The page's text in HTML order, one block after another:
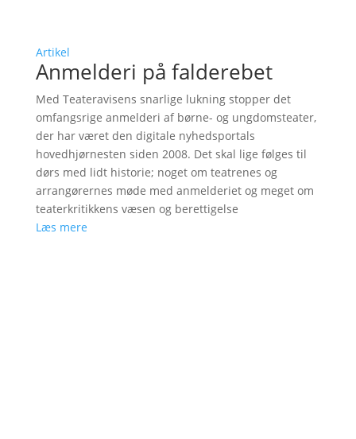
Artikel
Anmelderi på falderebet
Med Teateravisens snarlige lukning stopper det
omfangsrige anmelderi af børne- og ungdomsteater,
der har været den digitale nyhedsportals
hovedhjørnesten siden 2008. Det skal lige følges til
dørs med lidt historie; noget om teatrenes og
arrangørernes møde med anmelderiet og meget om
teaterkritikkens væsen og berettigelse
Læs mere